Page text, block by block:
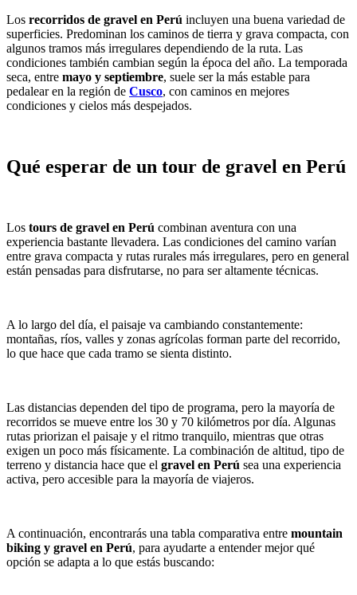
Los recorridos de gravel en Perú incluyen una buena variedad de
superficies. Predominan los caminos de tierra y grava compacta, con
algunos tramos más irregulares dependiendo de la ruta. Las
condiciones también cambian según la época del año. La temporada
seca, entre mayo y septiembre, suele ser la más estable para
pedalear en la región de Cusco, con caminos en mejores
condiciones y cielos más despejados.
Qué esperar de un tour de gravel en Perú
Los tours de gravel en Perú combinan aventura con una
experiencia bastante llevadera. Las condiciones del camino varían
entre grava compacta y rutas rurales más irregulares, pero en general
están pensadas para disfrutarse, no para ser altamente técnicas.
A lo largo del día, el paisaje va cambiando constantemente:
montañas, ríos, valles y zonas agrícolas forman parte del recorrido,
lo que hace que cada tramo se sienta distinto.
Las distancias dependen del tipo de programa, pero la mayoría de
recorridos se mueve entre los 30 y 70 kilómetros por día. Algunas
rutas priorizan el paisaje y el ritmo tranquilo, mientras que otras
exigen un poco más físicamente. La combinación de altitud, tipo de
terreno y distancia hace que el gravel en Perú sea una experiencia
activa, pero accesible para la mayoría de viajeros.
A continuación, encontrarás una tabla comparativa entre mountain
biking y gravel en Perú, para ayudarte a entender mejor qué
opción se adapta a lo que estás buscando: